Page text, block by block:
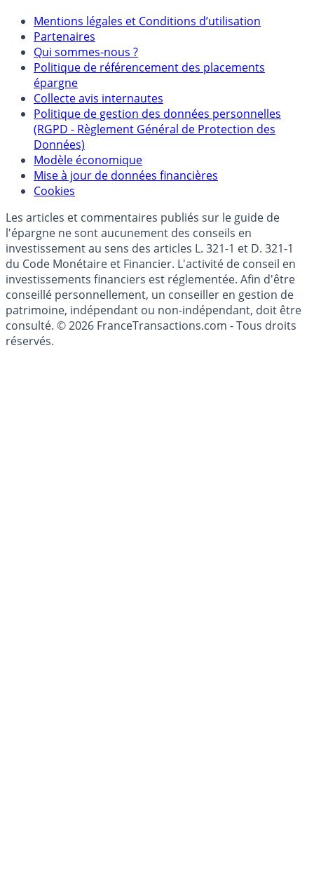
Mentions légales et Conditions d’utilisation
Partenaires
Qui sommes-nous ?
Politique de référencement des placements
épargne
Collecte avis internautes
Politique de gestion des données personnelles
(RGPD - Règlement Général de Protection des
Données)
Modèle économique
Mise à jour de données financières
Cookies
Les articles et commentaires publiés sur le guide de
l'épargne ne sont aucunement des conseils en
investissement au sens des articles L. 321-1 et D. 321-1
du Code Monétaire et Financier. L'activité de conseil en
investissements financiers est réglementée. Afin d'être
conseillé personnellement, un conseiller en gestion de
patrimoine, indépendant ou non-indépendant, doit être
consulté. © 2026 FranceTransactions.com - Tous droits
réservés.